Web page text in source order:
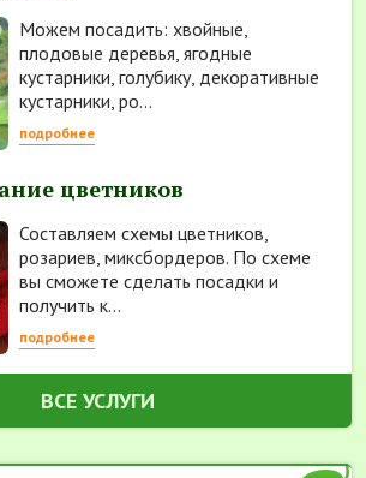
Можем посадить: хвойные,
плодовые деревья, ягодные
кустарники, голубику, декоративные
кустарники, ро...
подробнее
цветников
Составляем схемы цветников,
розариев, миксбордеров. По схеме
вы сможете сделать посадки и
получить к...
подробнее
ВСЕ УСЛУГИ